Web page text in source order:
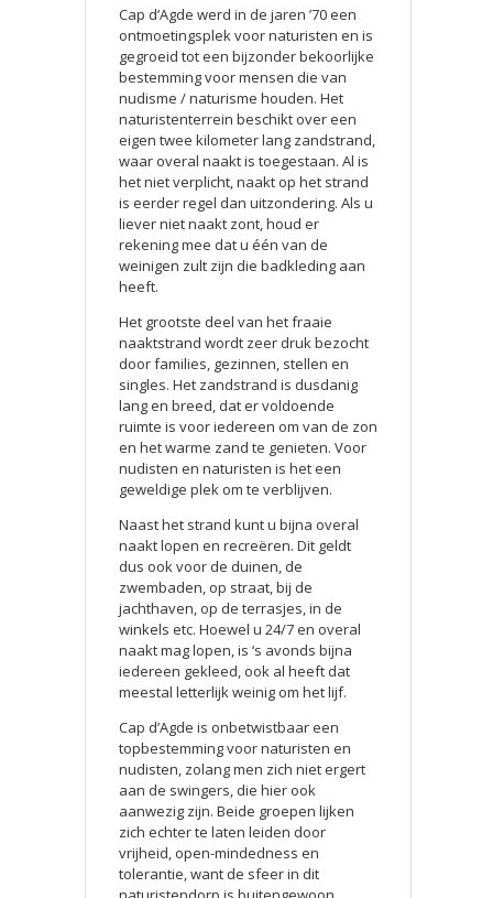
Cap d’Agde werd in de jaren ’70 een
ontmoetingsplek voor naturisten en is
gegroeid tot een bijzonder bekoorlijke
bestemming voor mensen die van
nudisme / naturisme houden. Het
naturistenterrein beschikt over een
eigen twee kilometer lang zandstrand,
waar overal naakt is toegestaan. Al is
het niet verplicht, naakt op het strand
is eerder regel dan uitzondering. Als u
liever niet naakt zont, houd er
rekening mee dat u één van de
weinigen zult zijn die badkleding aan
heeft.
Het grootste deel van het fraaie
naaktstrand wordt zeer druk bezocht
door families, gezinnen, stellen en
singles. Het zandstrand is dusdanig
lang en breed, dat er voldoende
ruimte is voor iedereen om van de zon
en het warme zand te genieten. Voor
nudisten en naturisten is het een
geweldige plek om te verblijven.
Naast het strand kunt u bijna overal
naakt lopen en recreëren. Dit geldt
dus ook voor de duinen, de
zwembaden, op straat, bij de
jachthaven, op de terrasjes, in de
winkels etc. Hoewel u 24/7 en overal
naakt mag lopen, is ‘s avonds bijna
iedereen gekleed, ook al heeft dat
meestal letterlijk weinig om het lijf.
Cap d’Agde is onbetwistbaar een
topbestemming voor naturisten en
nudisten, zolang men zich niet ergert
aan de swingers, die hier ook
aanwezig zijn. Beide groepen lijken
zich echter te laten leiden door
vrijheid, open-mindedness en
tolerantie, want de sfeer in dit